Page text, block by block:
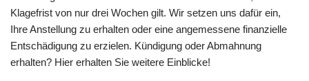
Klagefrist von nur drei Wochen gilt. Wir setzen uns dafür ein,
Ihre Anstellung zu erhalten oder eine angemessene finanzielle
Entschädigung zu erzielen. Kündigung oder Abmahnung
erhalten? Hier erhalten Sie weitere Einblicke!